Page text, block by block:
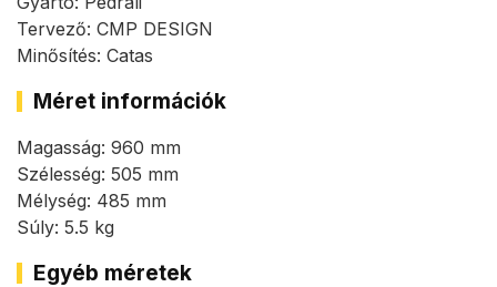
Tervező: CMP DESIGN
Minősítés: Catas
Méret információk
Magasság: 960 mm
Szélesség: 505 mm
Mélység: 485 mm
Súly: 5.5 kg
Egyéb méretek